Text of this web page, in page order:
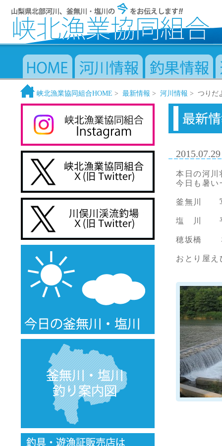
峡北漁業協同組合HOME > 最新情報 > 河川情報 > つりだ
2015.07.29
本日の河
今日も暑い
釜無川 写
塩 川 平水
穂坂橋
おとり屋